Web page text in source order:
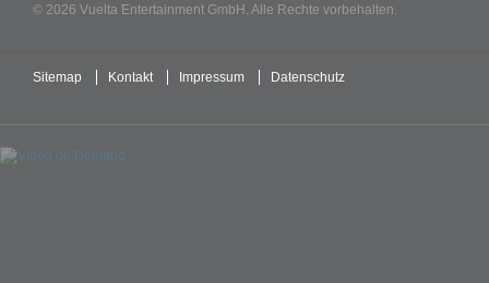
© 2026 Vuelta Entertainment GmbH. Alle Rechte vorbehalten.
Sitemap Kontakt Impressum Datenschutz